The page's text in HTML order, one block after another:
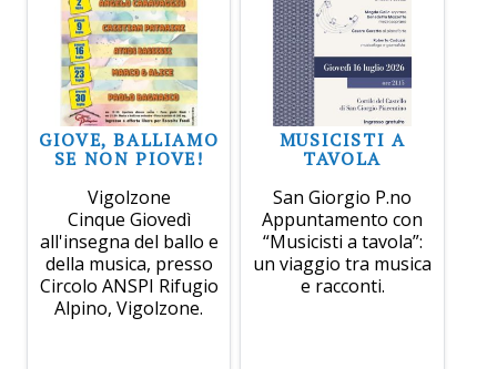
GIOVE, BALLIAMO
SE NON PIOVE!
Vigolzone
Cinque Giovedì
all'insegna del ballo e
della musica, presso
Circolo ANSPI Rifugio
Alpino, Vigolzone.
MUSICISTI A
TAVOLA
San Giorgio P.no
Appuntamento con
“Musicisti a tavola”:
un viaggio tra musica
e racconti.